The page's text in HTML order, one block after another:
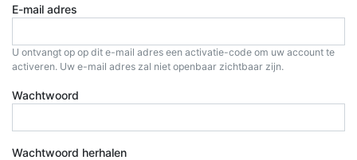
E-mail adres
U ontvangt op op dit e-mail adres een activatie-code om uw account te
activeren. Uw e-mail adres zal niet openbaar zichtbaar zijn.
Wachtwoord
Wachtwoord herhalen